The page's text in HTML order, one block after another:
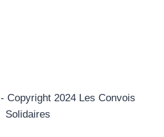
- Copyright 2024 Les Convois
Solidaires